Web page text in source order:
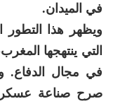
في الميدان.
ويظهر هذا التطور
التي ينتهجها
في مجال الدفاع.
صرح صناعة